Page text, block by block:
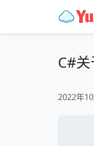
C#
2022年